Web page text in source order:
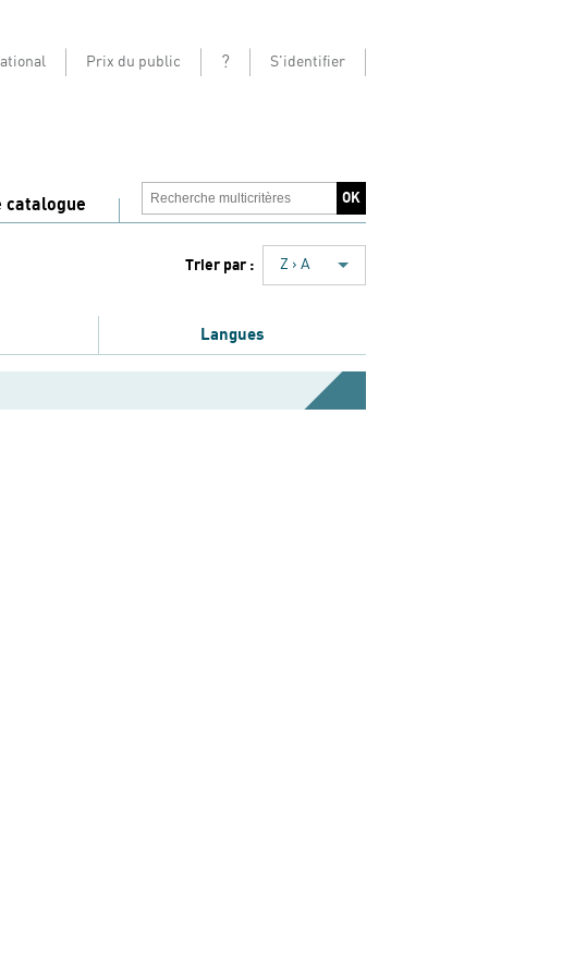
Prix du public ? S'identifier
catalogue
Trier par : Z › A
Langues